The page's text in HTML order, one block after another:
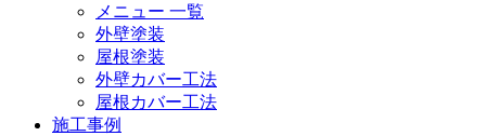
メニュー 一覧
外壁塗装
屋根塗装
外壁カバー工法
屋根カバー工法
施工事例